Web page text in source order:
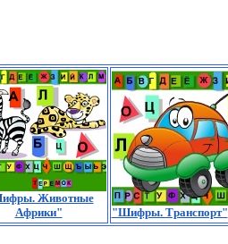
Животные
Африки"
"Шифры. Транспорт"